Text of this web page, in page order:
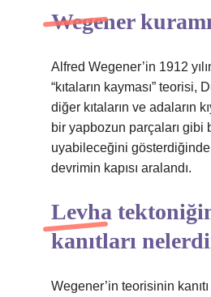
Wegener
Alfred Wegener’in 1912
“kıtaların kayması” teorisi,
diğer kıtaların ve adaların
bir yapbozun parçaları gibi
uyabileceğini
devrimin kapısı aralandı.
Levha
kanıtları
Wegener’in teorisinin kanıtı